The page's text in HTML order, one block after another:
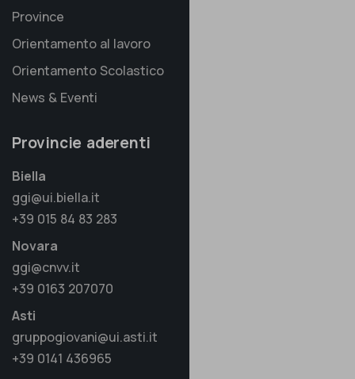
Province
Orientamento al lavoro
Orientamento Scolastico
News & Eventi
Provincie aderenti
Biella
ggi@ui.biella.it
+39 015 84 83 283
Novara
ggi@cnvv.it
+39 0163 207070
Asti
gruppogiovani@ui.asti.it
+39 0141 436965